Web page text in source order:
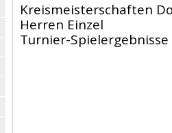
Kreismeisterschaften
Herren Einzel
Turnier-Spielergebnisse